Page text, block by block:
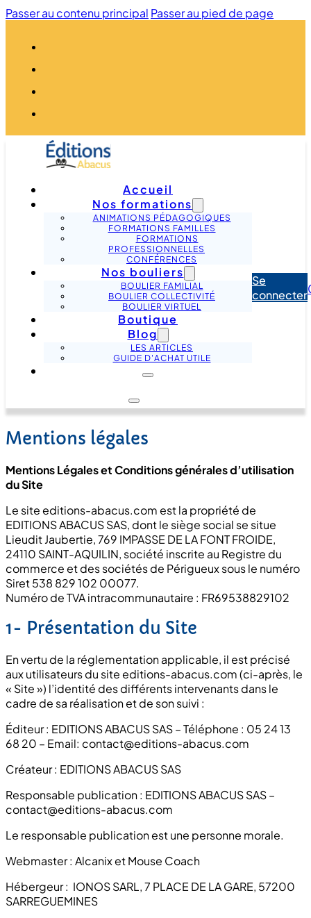
Passer au contenu principal Passer au pied de page
Accueil
Nos formations
ANIMATIONS PÉDAGOGIQUES
FORMATIONS FAMILLES
FORMATIONS
PROFESSIONNELLES
CONFÉRENCES
Nos bouliers
BOULIER FAMILIAL
BOULIER COLLECTIVITÉ
BOULIER VIRTUEL
Boutique
Blog
LES ARTICLES
GUIDE D'ACHAT UTILE
Se
connecter
Mentions légales
Mentions Légales et Conditions générales d’utilisation
du Site
Le siteeditions-abacus.com est la propriété de
EDITIONS ABACUS SAS, dont le siège social se situe
Lieudit Jaubertie, 769 IMPASSE DE LA FONT FROIDE,
24110 SAINT-AQUILIN, société inscrite au Registre du
commerce et des sociétés de Périgueux sous le numéro
Siret 538 829 102 00077.
Numéro de TVA intracommunautaire : FR69538829102
1- Présentation du Site
En vertu de la réglementation applicable, il est précisé
aux utilisateurs du site editions-abacus.com (ci-après, le
« Site ») l’identité des différents intervenants dans le
cadre de sa réalisation et de son suivi :
Éditeur : EDITIONS ABACUS SAS – Téléphone : 05 24 13
68 20 – Email: contact@editions-abacus.com
Créateur : EDITIONS ABACUS SAS
Responsable publication : EDITIONS ABACUS SAS –
contact@editions-abacus.com
Le responsable publication est une personne morale.
Webmaster : Alcanix et Mouse Coach
Hébergeur : IONOS SARL, 7 PLACE DE LA GARE, 57200
SARREGUEMINES